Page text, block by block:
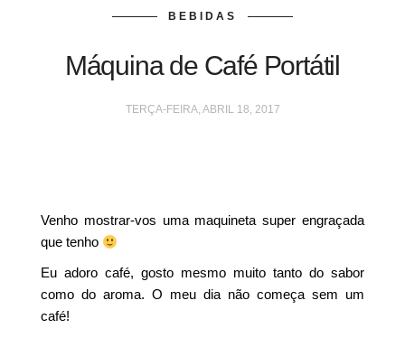
BEBIDAS
Máquina de Café Portátil
TERÇA-FEIRA, ABRIL 18, 2017
Venho mostrar-vos uma maquineta super engraçada
que tenho
Eu adoro café, gosto mesmo muito tanto do sabor
como do aroma. O meu dia não começa sem um
café!